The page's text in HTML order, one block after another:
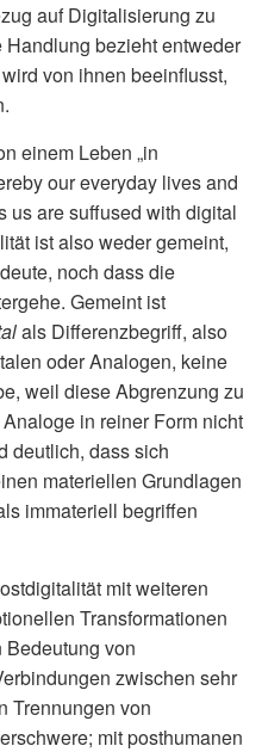
auf Digitalisierung zu
bezieht entweder
von ihnen beeinflusst,
einem Leben „in
our everyday lives and
us are suffused with digital
ist also weder gemeint,
noch dass die
Gemeint ist
als Differenzbegriff, also
oder Analogen, keine
weil diese Abgrenzung zu
in reiner Form nicht
deutlich, dass sich
materiellen Grundlagen
immateriell begriffen
mit weiteren
Transformationen
von
zwischen sehr
Trennungen von
mit posthumanen